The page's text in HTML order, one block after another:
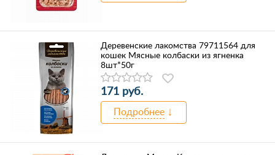
Деревенские лакомства 79711564 для
кошек Мясные колбаски из ягненка
8шт*50г
171 руб.
Подробнее